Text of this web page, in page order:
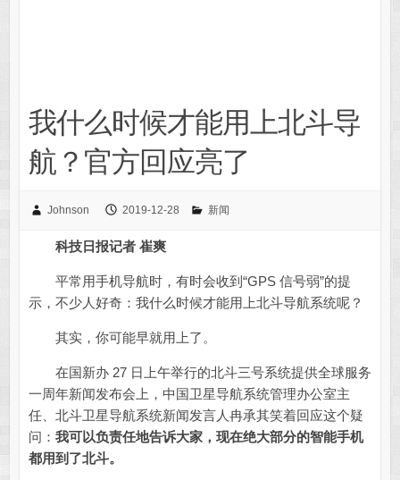
我什么时候才能用上北斗导
航？官方回应亮了
Johnson 2019-12-28 新闻
科技日报记者 崔爽
平常用手机导航时，有时会收到“GPS 信号弱”的提
示，不少人好奇：我什么时候才能用上北斗导航系统呢？
其实，你可能早就用上了。
在国新办 27 日上午举行的北斗三号系统提供全球服务
一周年新闻发布会上，中国卫星导航系统管理办公室主
任、北斗卫星导航系统新闻发言人冉承其笑着回应这个疑
问： 我可以负责任地告诉大家，现在绝大部分的智能手机
都用到了北斗。